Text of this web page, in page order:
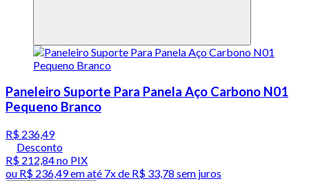
Paneleiro Suporte Para Panela Aço Carbono N01
Pequeno Branco
R$ 236,49
Desconto
R$ 212,84no PIX
ou R$ 236,49em até 7x de R$ 33,78 sem juros